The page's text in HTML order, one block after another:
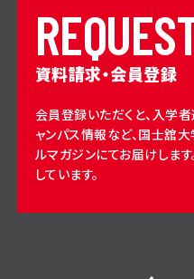
REQUES
資料請求・会員登録
会員登録いただくと、入学
ャンパス情報など、国士舘
ルマガジンにてお届けしま
しています。